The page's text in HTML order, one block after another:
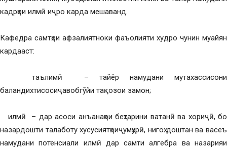
кадрҳои илмӣ иҷро карда мешаванд.
Кафедра самтҳои афзалиятноки фаъолияти худро чунин муайян
кардааст:
таълимӣ – тайёр намудани мутахассисони
баландихтисосиҷавобгӯйи тақозои замон;
илмӣ – дар асоси анъанаҳои беҳтарини ватанӣ ва хориҷӣ, бо
назардошти талаботу хусусиятҳоиҷумҳурӣ, нигоҳ доштан ва васеъ
намудани потенсиали илмӣ дар самти алгебра ва назарияи